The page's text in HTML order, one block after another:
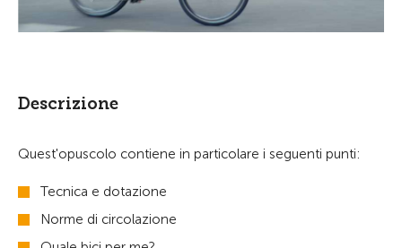
Descrizione
Quest'opuscolo contiene in particolare i seguenti punti:
Tecnica e dotazione
Norme di circolazione